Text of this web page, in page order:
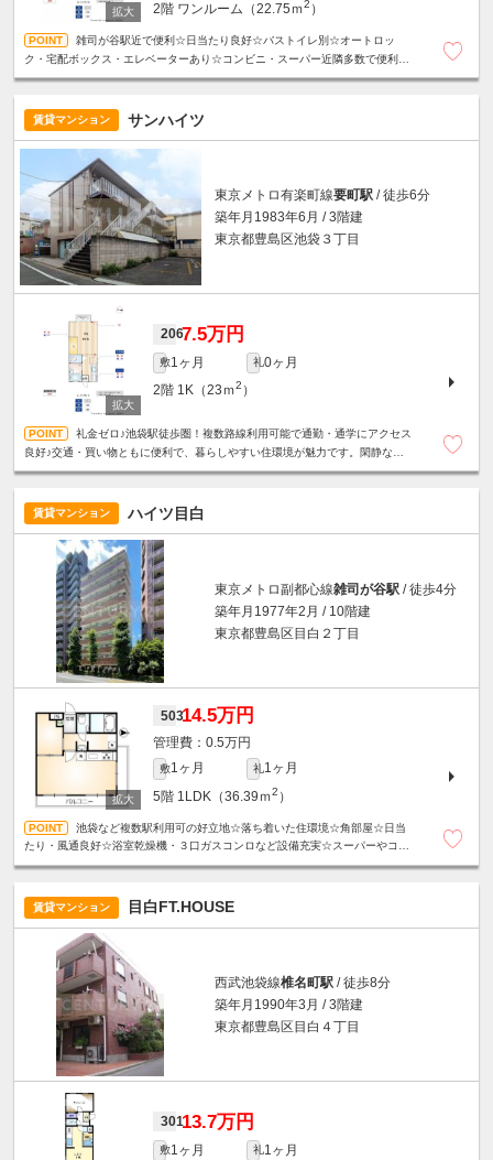
2階 ワンルーム（22.75ｍ2 ）
雑司が谷駅近で便利☆日当たり良好☆バストイレ別☆オートロッ
ク・宅配ボックス・エレベーターあり☆コンビニ・スーパー近隣多数で便利な
賃貸マンション サンハイツ
東京メトロ有楽町線要町駅 / 徒歩6分
築年月1983年6月 / 3階建
東京都豊島区池袋３丁目
2067.5万円
敷1ヶ月 礼0ヶ月
2階 1K（23ｍ2 ）
礼金ゼロ♪池袋駅徒歩圏！複数路線利用可能で通勤・通学にアクセス
良好♪交通・買い物ともに便利で、暮らしやすい住環境が魅力です。閑静な住
賃貸マンション ハイツ目白
東京メトロ副都心線雑司が谷駅 / 徒歩4分
築年月1977年2月 / 10階建
東京都豊島区目白２丁目
50314.5万円
0.5万円
敷1ヶ月 礼1ヶ月
5階 1LDK（36.39ｍ2 ）
池袋など複数駅利用可の好立地☆落ち着いた住環境☆角部屋☆日当
たり・風通良好☆浴室乾燥機・３口ガスコンロなど設備充実☆スーパーやコン
賃貸マンション 目白FT.HOUSE
西武池袋線椎名町駅 / 徒歩8分
築年月1990年3月 / 3階建
東京都豊島区目白４丁目
30113.7万円
敷1ヶ月 礼1ヶ月